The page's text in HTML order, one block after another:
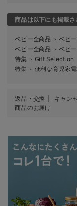
商品は以下にも掲載
ベビー全商品 ＞ ベビ
ベビー全商品
＞ ベビ
特集
＞ Gift Selection
特集
＞ 便利な育児家電
返品・交換 キャン
商品のお届け